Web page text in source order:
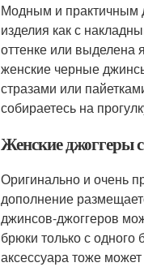
Модным и практичным
изделия как с
оттенке или выделена
женские черные
стразами или
собираетесь на
Женские джоггеры
Оригинально и очень
дополнение
джинсов-джоггеров
брюки только с
аксессуара тоже